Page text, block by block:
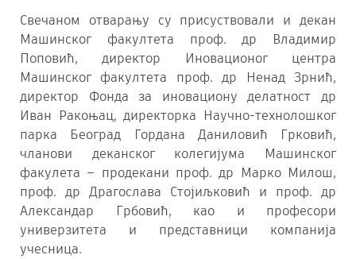
Свечаном отварању су присуствовали и декан
Машинског факултета проф. др Владимир
Поповић, директор Иновационог центра
Машинског факултета проф. др Ненад Зрнић,
директор Фонда за иновациону делатност др
Иван Ракоњац, директорка Научно-технолошког
парка Београд Гордана Даниловић Грковић,
чланови деканског колегијума Машинског
факулета – продекани проф. др Марко Милош,
проф. др Драгослава Стојиљковић и проф. др
Александар Грбовић, као и професори
универзитета и представници компанија
учесница.